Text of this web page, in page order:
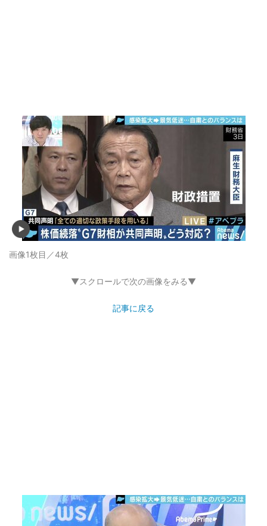
画像1枚目／4枚
▼スクロールで次の画像をみる▼
記事に戻る